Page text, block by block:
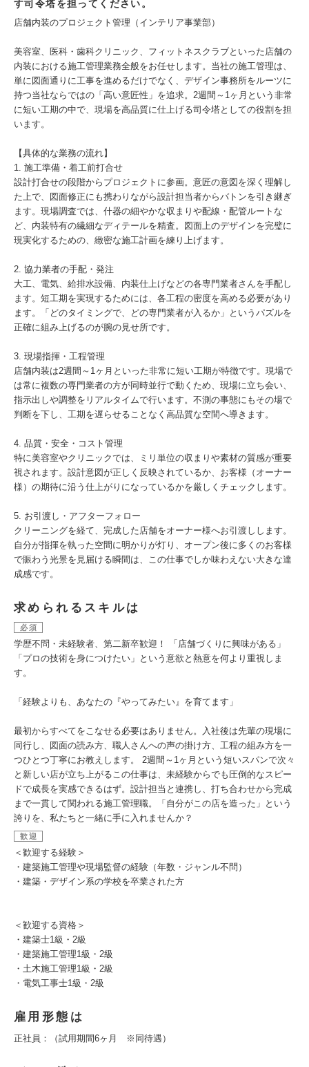
す司令塔を担ってください。
店舗内装のプロジェクト管理（インテリア事業部）
美容室、医科・歯科クリニック、フィットネスクラブといった店舗の
内装における施工管理業務全般をお任せします。当社の施工管理は、
単に図面通りに工事を進めるだけでなく、デザイン事務所をルーツに
持つ当社ならではの「高い意匠性」を追求。2週間～1ヶ月という非常
に短い工期の中で、現場を高品質に仕上げる司令塔としての役割を担
います。
【具体的な業務の流れ】
1. 施工準備・着工前打合せ
設計打合せの段階からプロジェクトに参画。意匠の意図を深く理解し
た上で、図面修正にも携わりながら設計担当者からバトンを引き継ぎ
ます。現場調査では、什器の細やかな収まりや配線・配管ルートな
ど、内装特有の繊細なディテールを精査。図面上のデザインを完璧に
現実化するための、緻密な施工計画を練り上げます。
2. 協力業者の手配・発注
大工、電気、給排水設備、内装仕上げなどの各専門業者さんを手配し
ます。短工期を実現するためには、各工程の密度を高める必要があり
ます。「どのタイミングで、どの専門業者が入るか」というパズルを
正確に組み上げるのが腕の見せ所です。
3. 現場指揮・工程管理
店舗内装は2週間～1ヶ月といった非常に短い工期が特徴です。現場で
は常に複数の専門業者の方が同時並行で動くため、現場に立ち会い、
指示出しや調整をリアルタイムで行います。不測の事態にもその場で
判断を下し、工期を遅らせることなく高品質な空間へ導きます。
4. 品質・安全・コスト管理
特に美容室やクリニックでは、ミリ単位の収まりや素材の質感が重要
視されます。設計意図が正しく反映されているか、お客様（オーナー
様）の期待に沿う仕上がりになっているかを厳しくチェックします。
5. お引渡し・アフターフォロー
クリーニングを経て、完成した店舗をオーナー様へお引渡しします。
自分が指揮を執った空間に明かりが灯り、オープン後に多くのお客様
で賑わう光景を見届ける瞬間は、この仕事でしか味わえない大きな達
成感です。
求められるスキルは
必須
学歴不問・未経験者、第二新卒歓迎！ 「店舗づくりに興味がある」
「プロの技術を身につけたい」という意欲と熱意を何より重視しま
す。
「経験よりも、あなたの『やってみたい』を育てます」
最初からすべてをこなせる必要はありません。入社後は先輩の現場に
同行し、図面の読み方、職人さんへの声の掛け方、工程の組み方を一
つひとつ丁寧にお教えします。 2週間～1ヶ月という短いスパンで次々
と新しい店が立ち上がるこの仕事は、未経験からでも圧倒的なスピー
ドで成長を実感できるはず。設計担当と連携し、打ち合わせから完成
まで一貫して関われる施工管理職。「自分がこの店を造った」という
誇りを、私たちと一緒に手に入れませんか？
歓迎
＜歓迎する経験＞
・建築施工管理や現場監督の経験（年数・ジャンル不問）
・建築・デザイン系の学校を卒業された方
＜歓迎する資格＞
・建築士1級・2級
・建築施工管理1級・2級
・土木施工管理1級・2級
・電気工事士1級・2級
雇用形態は
正社員：（試用期間6ヶ月 ※同待遇）